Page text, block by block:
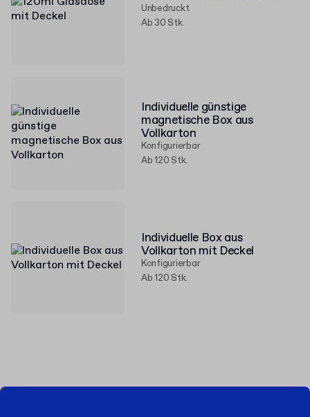
Unbedruckt
Ab 30 Stk.
Individuelle günstige
magnetische Box aus
Vollkarton
Konfigurierbar
Ab 120 Stk.
Individuelle Box aus
Vollkarton mit Deckel
Konfigurierbar
Ab 120 Stk.